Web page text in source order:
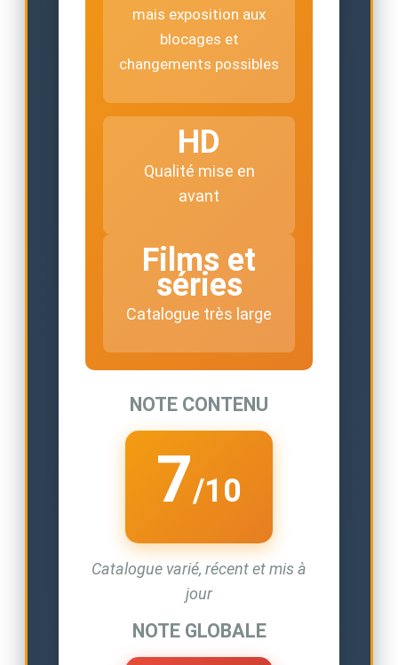
mais exposition aux
blocages et
changements possibles
HD
Qualité mise en
avant
Films et
séries
Catalogue très large
NOTE CONTENU
7/10
Catalogue varié, récent et mis à
jour
NOTE GLOBALE